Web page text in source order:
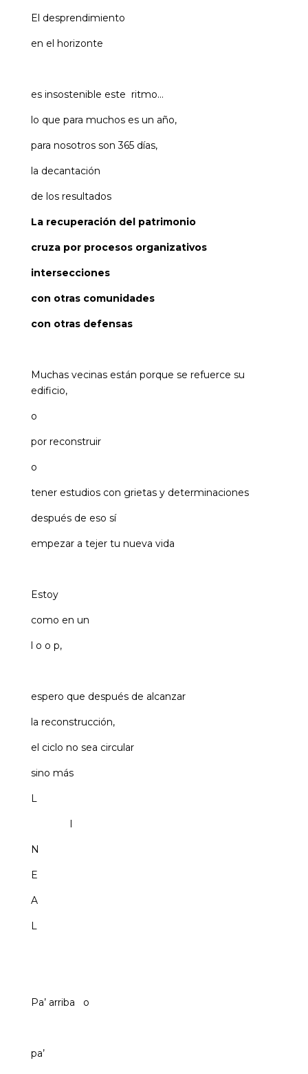
El desprendimiento
en el horizonte
es insostenible este ritmo…
lo que para muchos es un año,
para nosotros son 365 días,
la decantación
de los resultados
La recuperación del patrimonio
cruza por procesos organizativos
intersecciones
con otras comunidades
con otras defensas
Muchas vecinas están porque se refuerce su
edificio,
o
por reconstruir
o
tener estudios con grietas y determinaciones
después de eso sí
empezar a tejer tu nueva vida
Estoy
como en un
l o o p,
espero que después de alcanzar
la reconstrucción,
el ciclo no sea circular
sino más
L
N
E
A
L
Pa’ arriba o
pa’